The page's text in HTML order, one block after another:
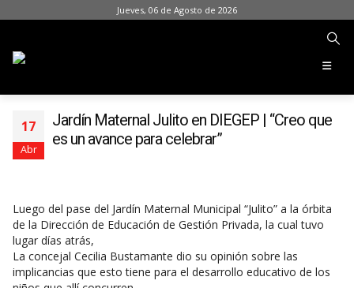
Jueves, 06 de Agosto de 2026
17
Abr
Jardín Maternal Julito en DIEGEP | “Creo que
es un avance para celebrar”
Luego del pase del Jardín Maternal Municipal “Julito” a la órbita
de la Dirección de Educación de Gestión Privada, la cual tuvo
lugar días atrás,
La concejal Cecilia Bustamante dio su opinión sobre las
implicancias que esto tiene para el desarrollo educativo de los